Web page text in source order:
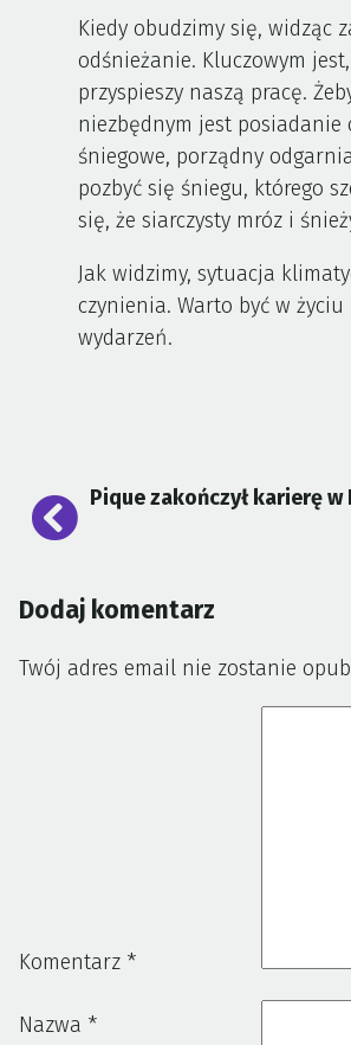
Kiedy obudzimy się, widząc
odśnieżanie. Kluczowym
przyspieszy naszą pracę.
niezbędnym jest
śniegowe, porządny
pozbyć się śniegu, którego
się, że siarczysty mróz i
Jak widzimy, sytuacja
czynienia. Warto być w
wydarzeń.
Nawigacja
wpisu
Pique zakończył karierę w
Dodaj komentarz
Twój adres email nie zostanie
Komentarz *
Nazwa *